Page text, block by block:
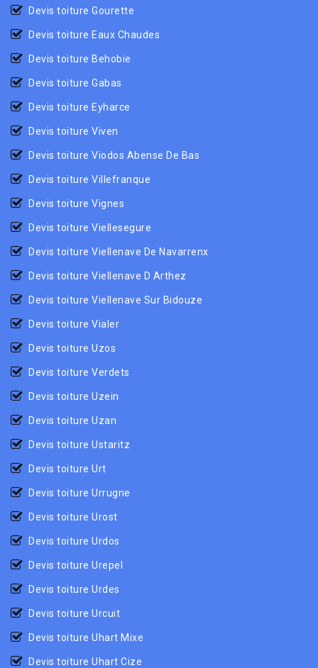
Devis toiture Gourette
Devis toiture Eaux Chaudes
Devis toiture Behobie
Devis toiture Gabas
Devis toiture Eyharce
Devis toiture Viven
Devis toiture Viodos Abense De Bas
Devis toiture Villefranque
Devis toiture Vignes
Devis toiture Viellesegure
Devis toiture Viellenave De Navarrenx
Devis toiture Viellenave D Arthez
Devis toiture Viellenave Sur Bidouze
Devis toiture Vialer
Devis toiture Uzos
Devis toiture Verdets
Devis toiture Uzein
Devis toiture Uzan
Devis toiture Ustaritz
Devis toiture Urt
Devis toiture Urrugne
Devis toiture Urost
Devis toiture Urdos
Devis toiture Urepel
Devis toiture Urdes
Devis toiture Urcuit
Devis toiture Uhart Mixe
Devis toiture Uhart Cize